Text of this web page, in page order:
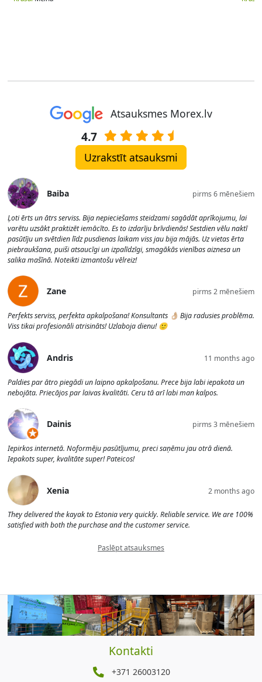
Atsauksmes Morex.lv
4.7
Uzrakstīt atsauksmi
Baiba pirms 6 mēnešiem
Ļoti ērts un ātrs serviss. Bija nepieciešams steidzami sagādāt aprīkojumu, lai
varētu uzsākt praktizēt iemācīto. Es to izdarīju brīvdienās! Sestdien vēlu naktī
pasūtīju un svētdien līdz pusdienas laikam viss jau bija mājās. Uz vietas ērta
piebraukšana, puiši atsaucīgi un izpalīdzīgi, smagākās vienības aiznesa un
salika mašīnā. Noteikti izmantošu vēlreiz!
Zane pirms 2 mēnešiem
Perfekts serviss, perfekta apkalpošana! Konsultants 👌🏼 Bija radusies problēma.
Viss tikai profesionāli atrisināts! Uzlaboja dienu! 🙂
Andris 11 months ago
Paldies par ātro piegādi un laipno apkalpošanu. Prece bija labi iepakota un
nebojāta. Priecājos par laivas kvalitāti. Ceru tā arī labi man kalpos.
Dainis pirms 3 mēnešiem
Iepirkos internetā. Noformēju pasūtījumu, preci saņēmu jau otrā dienā.
Iepakots super, kvalitāte super! Pateicos!
Xenia 2 months ago
They delivered the kayak to Estonia very quickly. Reliable service. We are 100%
satisfied with both the purchase and the customer service.
Paslēpt atsauksmes
Kontakti
+371 26003120